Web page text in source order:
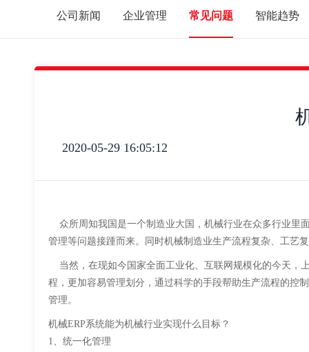
公司新闻 企业管理 常见问题 智能趋势
2020-05-29 16:05:12
众所周知我国是一个制造业大国，机械行业在众多行业里
管理等问题接踵而来。同时机械制造业生产流程复杂、工艺
当然，在现如今国家全面工业化、互联网规模化的今天，
程，更加容易管理划分，通过科学的手段帮助生产流程的控
管理。
机械ERP系统能为机械行业实现什么目标？
1、统一化管理